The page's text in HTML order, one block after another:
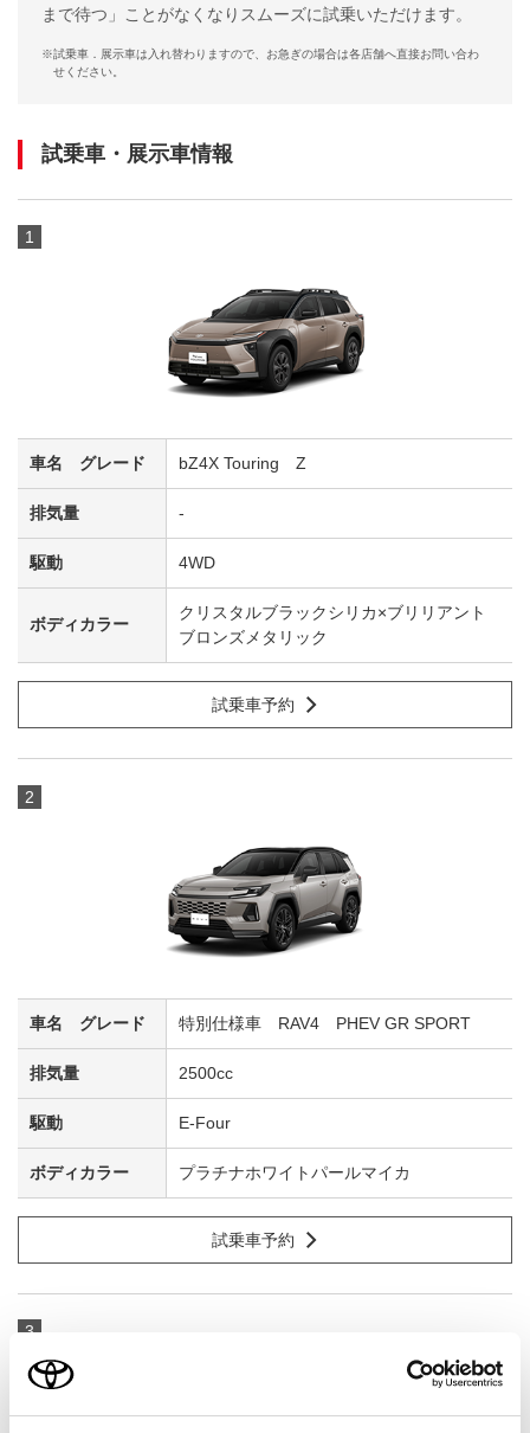
まで待つ」ことがなくなりスムーズに試乗いただけます。
※試乗車．展示車は入れ替わりますので、お急ぎの場合は各店舗へ直接お問い合わ
せください。
試乗車・展示車情報
1
bZ4X Touring Z
-
4WD
クリスタルブラックシリカ×ブリリアント
ブロンズメタリック
試乗車予約
2
特別仕様車 RAV4 PHEV GR SPORT
2500cc
E-Four
プラチナホワイトパールマイカ
試乗車予約
3